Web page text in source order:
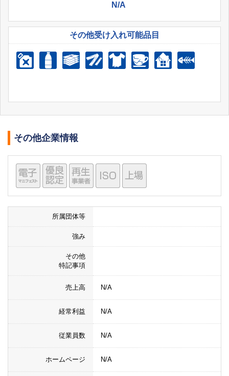
N/A
その他受け入れ可能品目
その他企業情報
所属団体等
強み
その他
特記事項
売上高 N/A
経常利益 N/A
従業員数 N/A
ホームページ N/A